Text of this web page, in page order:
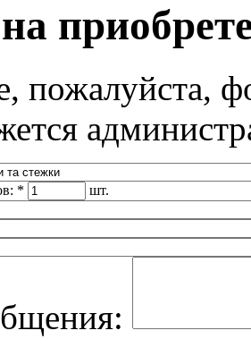
пожалуйста,
*
шт.